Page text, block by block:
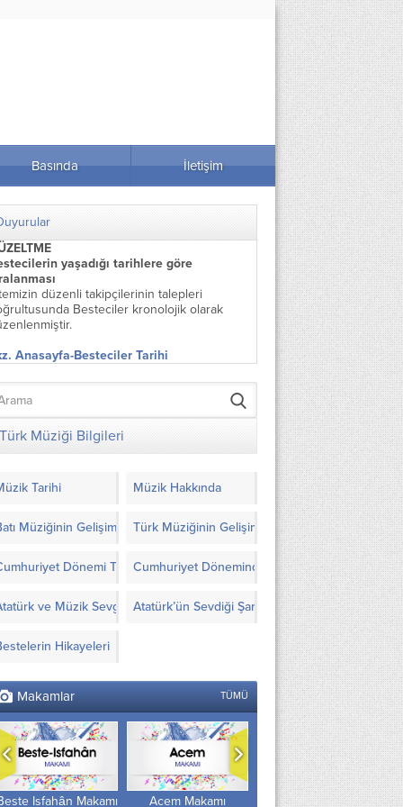
Basında İletişim
yaşadığı tarihlere göre
düzenli takipçilerinin talepleri
Besteciler kronolojik olarak
Anasayfa-Besteciler Tarihi
Türk Müziği Bilgileri
Tarihi Müzik Hakkında
Müziğinin Gelişimi Türk Müziğinin Gelişimi
Dönemi Türk Müziği’nde Yapılanlar
Cumhuriyet Döneminde Türk Müziği İçin
ve Müzik Sevgisi Atatürk’ün Sevdiği Şarkılar ve Notaları
Hikayeleri
Makamlar TÜMÜ
Acem Makamı Nişâbûrek Makamı Şevk’efzâ Makamı